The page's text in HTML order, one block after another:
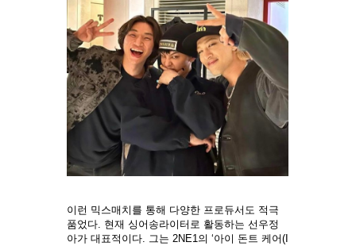
이런 믹스매치를 통해 다양한 프로듀서도 적극
품었다. 현재 싱어송라이터로 활동하는 선우정
아가 대표적이다. 그는 2NE1의 ‘아이 돈트 케어(I